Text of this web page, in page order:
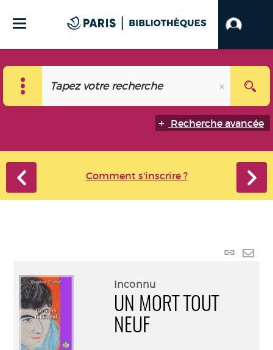
Recherche avancée
Comment s'inscrire ?
Lien
Inconnu
UN MORT TOUT
NEUF